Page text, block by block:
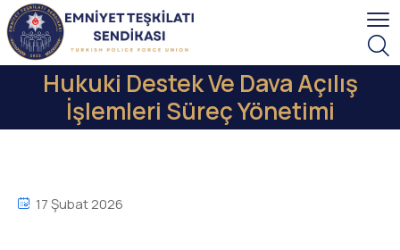
Hukuki Destek Ve Dava Açılış
İşlemleri Süreç Yönetimi
17 Şubat 2026